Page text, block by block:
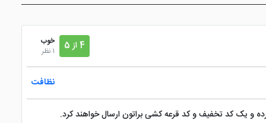
4 از 5
خوب
1 نظر
نظافت
و یک کد تخفیف و کد قرعه کشی براتون ارسال خواهند کرد.